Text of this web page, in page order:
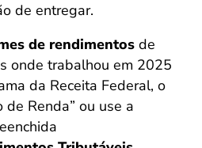
de entregar.
de rendimentos de
onde trabalhou em 2025
da Receita Federal, o
Renda” ou use a